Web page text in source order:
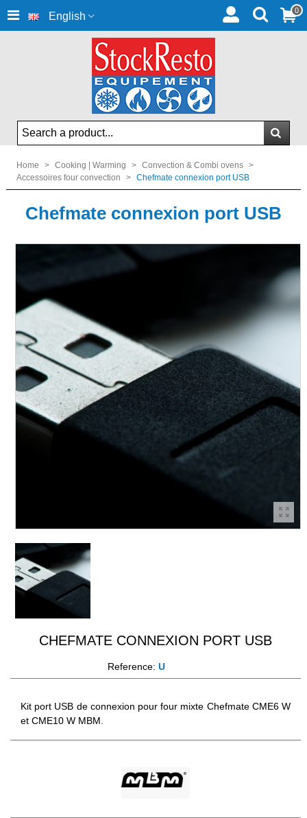
English 0
Home > Cooking | Warming > Convection & Combi ovens >
Accessoires four convection
> Chefmate connexion port USB
Chefmate connexion port USB
CHEFMATE CONNEXION PORT USB
Reference: U
Kit port USB de connexion pour four mixte Chefmate CME6 W
et CME10 W MBM.